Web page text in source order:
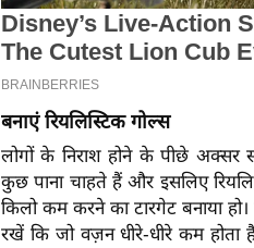
बनाएं रियलिस्टिक गोल्स
लोगों के निराश होने के पीछे
कुछ पाना चाहते हैं और इसलिए
किलो कम करने का टारगेट बनाया
रखें कि जो वज़न धीरे-धीरे कम होता